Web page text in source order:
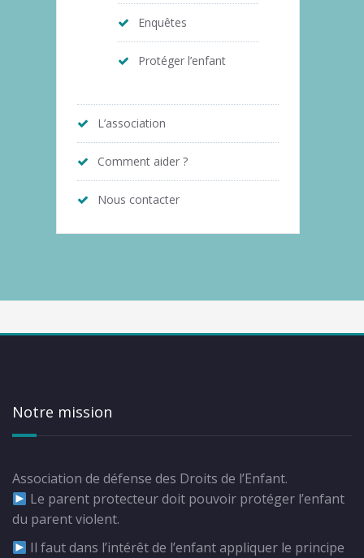
Enquêtes
Protéger l’enfant
L’association
Comment aider ?
Nous contacter
Notre mission
Association de défense des Droits de l’Enfant.
Le parent protecteur doit pouvoir protéger l’enfant
du parent violent.
Il faut dans l’intérêt de l’enfant appliquer le principe